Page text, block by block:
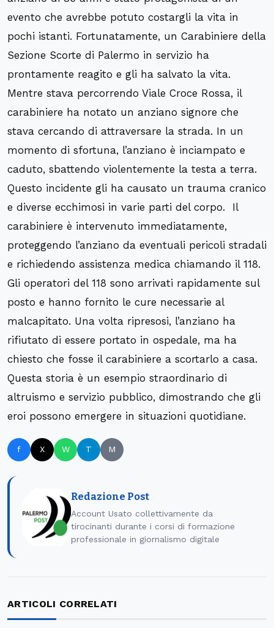
evento che avrebbe potuto costargli la vita in
pochi istanti. Fortunatamente, un Carabiniere della
Sezione Scorte di Palermo in servizio ha
prontamente reagito e gli ha salvato la vita.
Mentre stava percorrendo Viale Croce Rossa, il
carabiniere ha notato un anziano signore che
stava cercando di attraversare la strada. In un
momento di sfortuna, l’anziano è inciampato e
caduto, sbattendo violentemente la testa a terra.
Questo incidente gli ha causato un trauma cranico
e diverse ecchimosi in varie parti del corpo. Il
carabiniere è intervenuto immediatamente,
proteggendo l’anziano da eventuali pericoli stradali
e richiedendo assistenza medica chiamando il 118.
Gli operatori del 118 sono arrivati rapidamente sul
posto e hanno fornito le cure necessarie al
malcapitato. Una volta ripresosi, l’anziano ha
rifiutato di essere portato in ospedale, ma ha
chiesto che fosse il carabiniere a scortarlo a casa.
Questa storia è un esempio straordinario di
altruismo e servizio pubblico, dimostrando che gli
eroi possono emergere in situazioni quotidiane.
f X W T M
Redazione Post
Account Usato collettivamente da
tirocinanti durante i corsi di formazione
professionale in giornalismo digitale
ARTICOLI CORRELATI